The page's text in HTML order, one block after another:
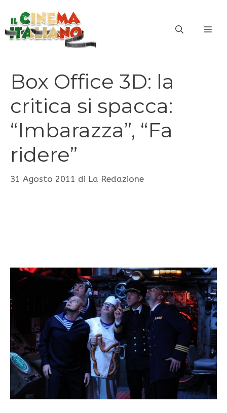
contenuto
Box Office 3D: la
critica si spacca:
“Imbarazza”, “Fa
ridere”
31 Agosto 2011 di La Redazione